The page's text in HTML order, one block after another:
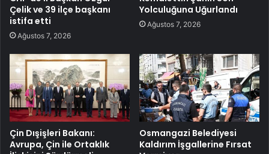
Çelik ve 39 ilçe başkanı
istifa etti
Ağustos 7, 2026
Yolculuğuna Uğurlandı
Ağustos 7, 2026
Çin Dışişleri Bakanı:
Avrupa, Çin ile Ortaklık
Osmangazi Belediyesi
Kaldırım İşgallerine Fırsat